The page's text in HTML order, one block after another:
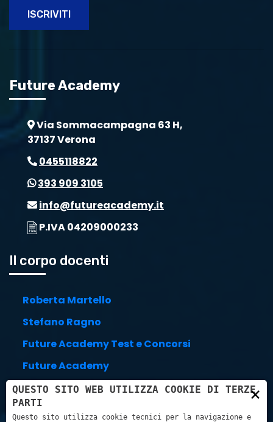
ISCRIVITI
Future Academy
Via Sommacampagna 63 H,
37137 Verona
0455118822
393 909 3105
info@futureacademy.it
P.IVA 04209000233
Il corpo docenti
Roberta Martello
Stefano Ragno
Future Academy Test e Concorsi
Future Academy
Stefano Trillini
×
QUESTO SITO WEB UTILIZZA COOKIE DI TERZE
PARTI
Questo sito utilizza cookie tecnici per la navigazione e